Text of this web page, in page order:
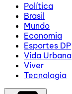
Política
Brasil
Mundo
Economia
Esportes DP
Vida Urbana
Viver
Tecnologia